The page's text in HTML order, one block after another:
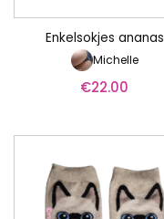
Enkelsokjes ananas
Michelle
€22.00